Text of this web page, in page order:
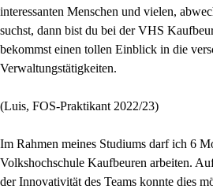
interessanten Menschen und vielen,
suchst, dann bist du bei der VHS
bekommst einen tollen Einblick in die
Verwaltungstätigkeiten.
(Luis, FOS-Praktikant 2022/23)
Im Rahmen meines Studiums darf ich 6
Volkshochschule Kaufbeuren arbeiten.
der Innovativität des Teams konnte dies